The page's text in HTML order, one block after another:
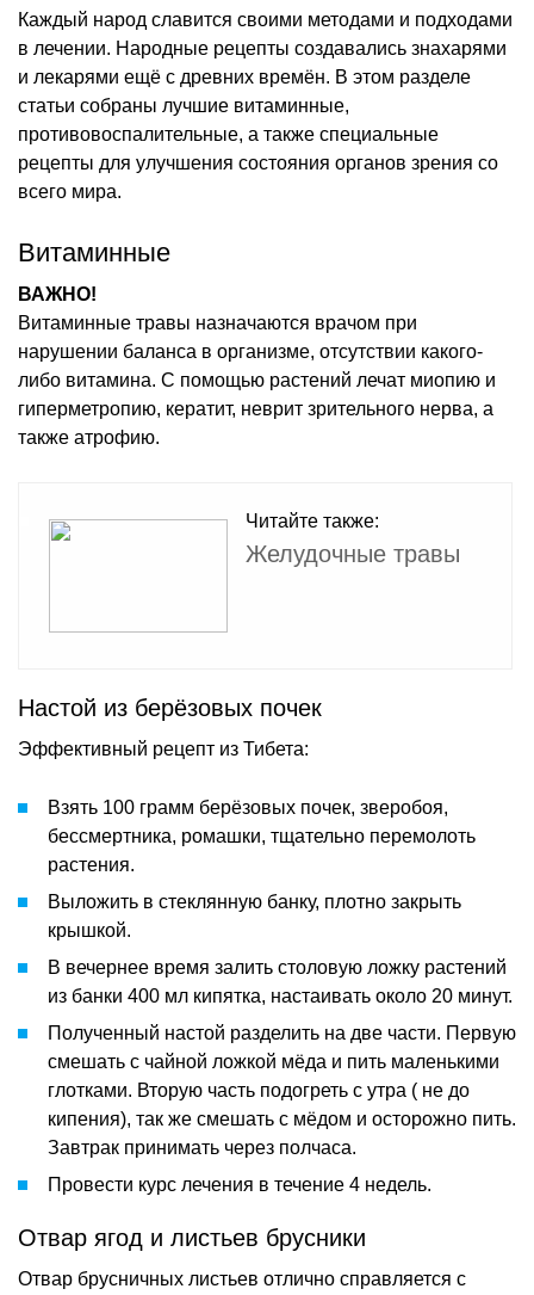
Каждый народ славится своими методами и подходами
в лечении. Народные рецепты создавались знахарями
и лекарями ещё с древних времён. В этом разделе
статьи собраны лучшие витаминные,
противовоспалительные, а также специальные
рецепты для улучшения состояния органов зрения со
всего мира.
Витаминные
ВАЖНО!
Витаминные травы назначаются врачом при
нарушении баланса в организме, отсутствии какого-
либо витамина. С помощью растений лечат миопию и
гиперметропию, кератит, неврит зрительного нерва, а
также атрофию.
Читайте также:
Желудочные травы
Настой из берёзовых почек
Эффективный рецепт из Тибета:
Взять 100 грамм берёзовых почек, зверобоя,
бессмертника, ромашки, тщательно перемолоть
растения.
Выложить в стеклянную банку, плотно закрыть
крышкой.
В вечернее время залить столовую ложку растений
из банки 400 мл кипятка, настаивать около 20 минут.
Полученный настой разделить на две части. Первую
смешать с чайной ложкой мёда и пить маленькими
глотками. Вторую часть подогреть с утра ( не до
кипения), так же смешать с мёдом и осторожно пить.
Завтрак принимать через полчаса.
Провести курс лечения в течение 4 недель.
Отвар ягод и листьев брусники
Отвар брусничных листьев отлично справляется с